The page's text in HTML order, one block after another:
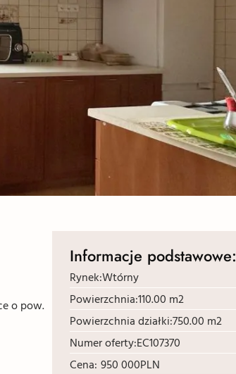
o pow.
Informacje podstawowe:
Rynek:Wtórny
Powierzchnia:110.00 m2
Powierzchnia działki:750.00 m2
Numer oferty:EC107370
Cena: 950 000PLN